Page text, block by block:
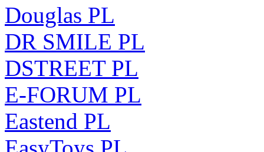
Douglas PL
DR SMILE PL
DSTREET PL
E-FORUM PL
Eastend PL